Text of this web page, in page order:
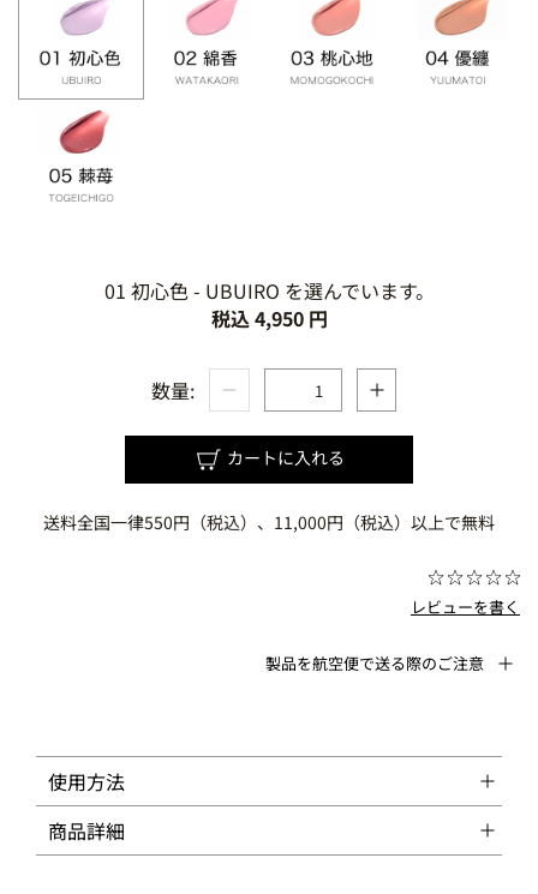
01 初心色 - UBUIRO を選んでいます。
税込 4,950 円
数量:
カートに入れる
送料全国一律550円（税込）、11,000円（税込）以上で無料
レビューを書く
製品を航空便で送る際のご注意
使用方法
商品詳細